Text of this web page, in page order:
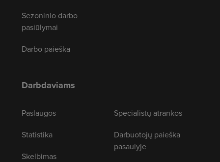
Sezoninio darbo
pasiūlymai
Darbo paieška
Darbdaviams
Paslaugos
Statistika
Skelbimas
Specialistų atrankos
Darbuotojų paieška
pasaulyje